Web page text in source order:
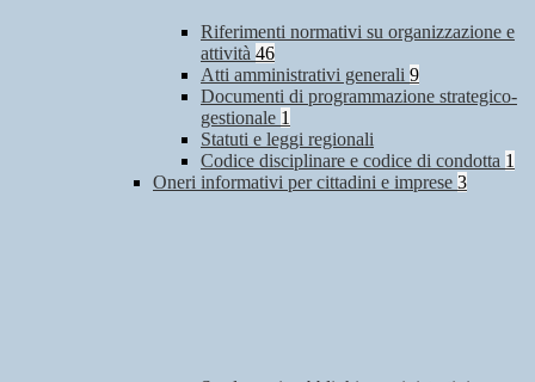
Riferimenti normativi su organizzazione e
attività 46
Atti amministrativi generali 9
Documenti di programmazione strategico-
gestionale 1
Statuti e leggi regionali
Codice disciplinare e codice di condotta 1
Oneri informativi per cittadini e imprese 3